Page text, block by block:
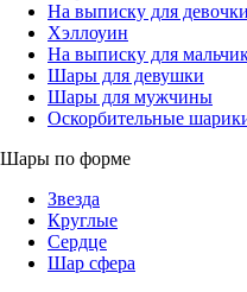
На выписку для девочки
Хэллоуин
На выписку для
Шары для девушки
Шары для мужчины
Оскорбительные
Шары по форме
Звезда
Круглые
Сердце
Шар сфера